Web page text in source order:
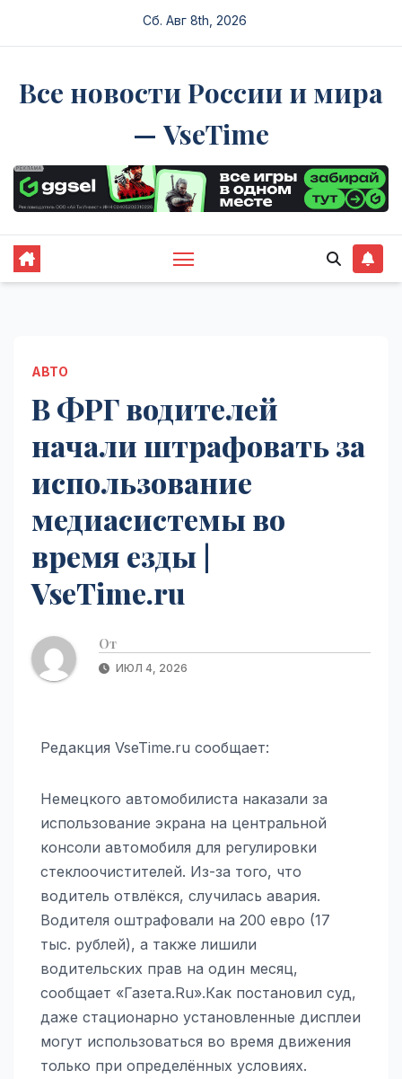
Сб. Авг 8th, 2026
Все новости России и мира
— VseTime
АВТО
В ФРГ водителей
начали штрафовать за
использование
медиасистемы во
время езды |
VseTime.ru
От
ИЮЛ 4, 2026
Редакция VseTime.ru сообщает:
Немецкого автомобилиста наказали за
использование экрана на центральной
консоли автомобиля для регулировки
стеклоочистителей. Из-за того, что
водитель отвлёкся, случилась авария.
Водителя оштрафовали на 200 евро (17
тыс. рублей), а также лишили
водительских прав на один месяц,
сообщает «Газета.Ru».Как постановил суд,
даже стационарно установленные дисплеи
могут использоваться во время движения
только при определённых условиях.